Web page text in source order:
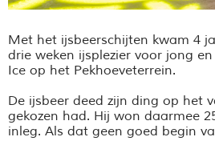
Met het ijsbeerschijten kwam 4
drie weken ijsplezier voor jong
Ice op het Pekhoeveterrein.
De ijsbeer deed zijn ding op het
gekozen had. Hij won daarmee
inleg. Als dat geen goed begin